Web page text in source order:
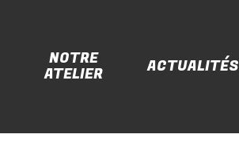
NOTRE
ATELIER ACTUALITÉS